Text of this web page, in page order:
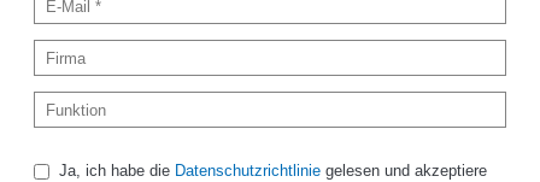
Ja, ich habe die Datenschutzrichtliniegelesen und akzeptiere